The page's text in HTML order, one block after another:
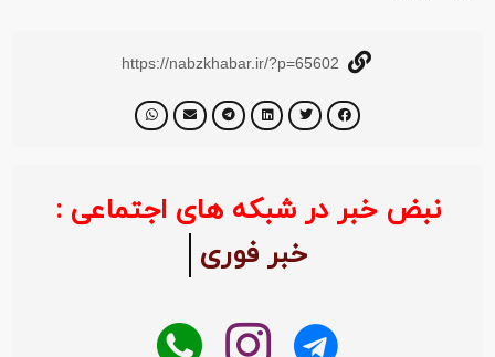
https://nabzkhabar.ir/?p=65602
نبض خبر در شبکه های اجتماعی :
خبر فوری